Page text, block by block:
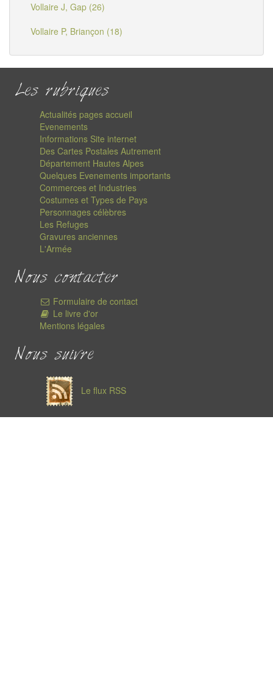
Vollaire J, Gap (26)
Vollaire P, Briançon (18)
Les rubriques
Actualités pages accueil
Evenements
Informations Site internet
Des Cartes Postales Autrement
Département Hautes Alpes
Quelques Evenements importants
Commerces et Industries
Costumes et Types de Pays
Personnages célèbres
Les Refuges
Gravures anciennes
L'Armée
Nous contacter
Formulaire de contact
Le livre d'or
Mentions légales
Nous suivre
Le flux RSS